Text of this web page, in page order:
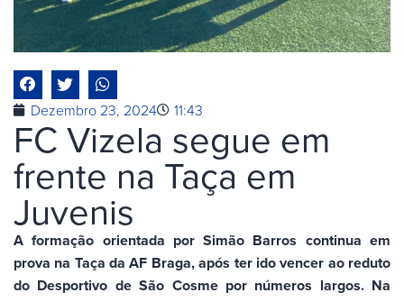
Dezembro 23, 2024 11:43
FC Vizela segue em
frente na Taça em
Juvenis
A formação orientada por Simão Barros continua em
prova na Taça da AF Braga, após ter ido vencer ao reduto
do Desportivo de São Cosme por números largos. Na